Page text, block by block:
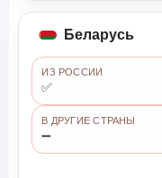
Беларусь
ИЗ РОССИИ
✅
В ДРУГИЕ СТРАНЫ
➖